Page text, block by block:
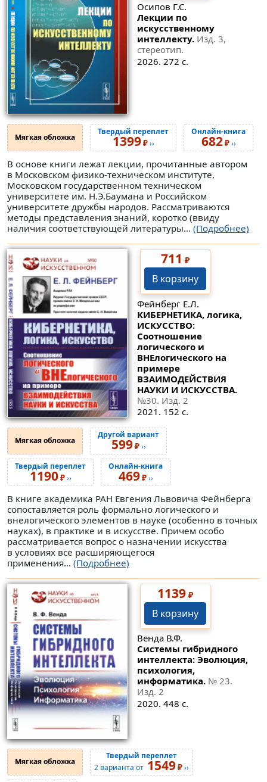
Осипов Г.С.
Лекции по
искусственному
интеллекту. Изд. 3,
стереотип.
2026. 272 с.
Мягкая обложка
Твердый переплет
1399₽››
Онлайн-книга
682₽››
В основе книги лежат лекции, прочитанные автором
в Московском физико-техническом институте,
Московском государственном техническом
университете им. Н.Э.Баумана и Российском
университете дружбы народов. Рассматриваются
методы представления знаний, коротко (ввиду
наличия соответствующей литературы... (Подробнее)
711 ₽
В корзину
Фейнберг Е.Л.
КИБЕРНЕТИКА, логика,
ИСКУССТВО:
Соотношение
логического и
ВНЕлогического на
примере
ВЗАИМОДЕЙСТВИЯ
НАУКИ И ИСКУССТВА.
№30. Изд. 2
2021. 152 с.
Мягкая обложка
Другой вариант
599₽››
Твердый переплет
1190₽››
Онлайн-книга
469₽››
В книге академика РАН Евгения Львовича Фейнберга
сопоставляется роль формально логического и
внелогического элементов в науке (особенно в точных
науках), в практике и в искусстве. Причем особо
рассматривается вопрос о назначении искусства
в условиях все расширяющегося
применения... (Подробнее)
1139₽
В корзину
Венда В.Ф.
Системы гибридного
интеллекта: Эволюция,
психология,
информатика. № 23.
Изд. 2
2020. 448 с.
Мягкая обложка
Твердый переплет
2 варианта от 1549₽››